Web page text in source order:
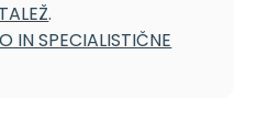
.
IN SPECIALISTIČNE